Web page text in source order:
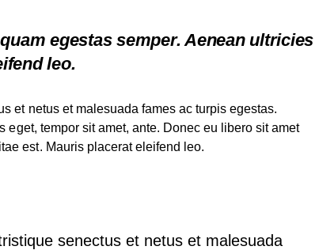
egestas semper. Aenean ultricies
leo.
et netus et malesuada fames ac turpis egestas.
eget, tempor sit amet, ante. Donec eu libero sit amet
est. Mauris placerat eleifend leo.
senectus et netus et malesuada